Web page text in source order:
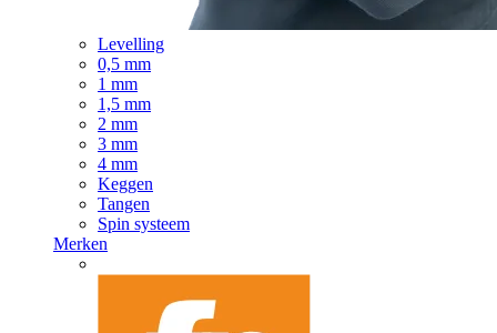
Levelling
0,5 mm
1 mm
1,5 mm
2 mm
3 mm
4 mm
Keggen
Tangen
Spin systeem
Merken